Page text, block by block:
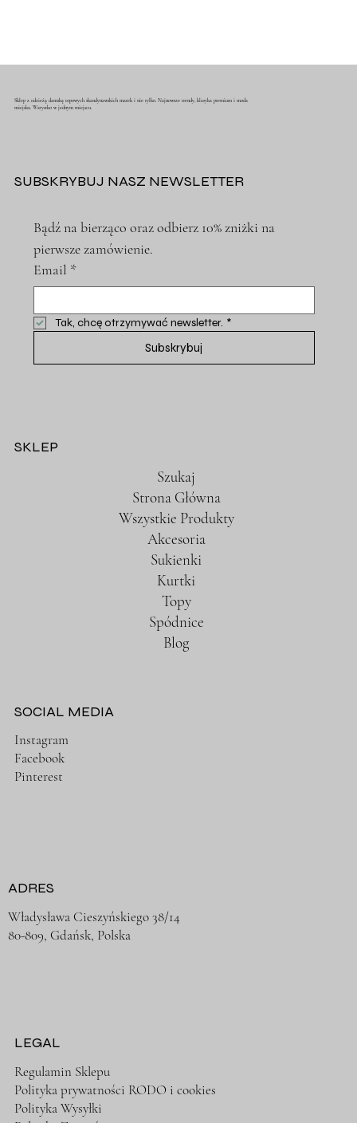
Sklep z odzieżą damską topowych skandynawskich marek i nie tylko. Najnowsze trendy, klasyka premium i moda
miejska. Wszystko w jednym miejscu.
SUBSKRYBUJ NASZ NEWSLETTER
Bądź na bierząco oraz odbierz 10% zniżki na
pierwsze zamówienie.
Email *
Tak, chcę otrzymywać newsletter. *
Subskrybuj
SKLEP
Szukaj
Strona Główna
Wszystkie Produkty
Akcesoria
Sukienki
Kurtki
Topy
Spódnice
Blog
LEGAL
Regulamin Sklepu
Polityka prywatności RODO i cookies
Polityka Wysyłki
ADRES
Władysława Cieszyńskiego 38/14
80-809, Gdańsk, Polska
SOCIAL MEDIA
Instagram
Facebook
Pinterest